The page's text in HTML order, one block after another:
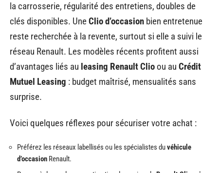
la carrosserie, régularité des entretiens, doubles de
clés disponibles. UneClio d’occasion bien entretenue
reste recherchée à la revente, surtout si elle a suivi le
réseau Renault. Les modèles récents profitent aussi
d’avantages liés au leasing Renault Clio ou au Crédit
Mutuel Leasing : budget maîtrisé, mensualités sans
surprise.
Voici quelques réflexes pour sécuriser votre achat :
Préférez les réseaux labellisés ou les spécialistes duvéhicule
d’occasion Renault.